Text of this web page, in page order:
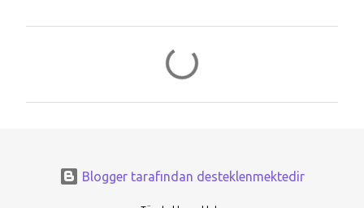
Blogger tarafından desteklenmektedir